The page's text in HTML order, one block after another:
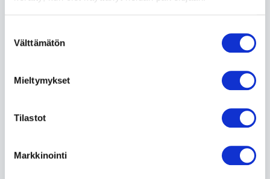
valinta
Välttämätön
Mieltymykset
Tilastot
Markkinointi
Helsingin edustalla sijaitseva Korkeasaari on yksi